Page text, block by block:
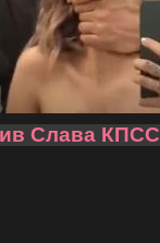
Слава КПСС